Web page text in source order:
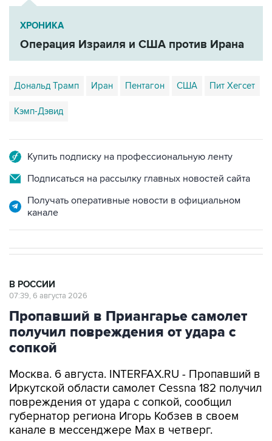
ХРОНИКА
Операция Израиля и США против Ирана
Дональд Трамп Иран Пентагон США Пит Хегсет
Кэмп-Дэвид
Купить подписку на профессиональную ленту
Подписаться на рассылку главных новостей сайта
Получать оперативные новости в официальном
канале
В РОССИИ
07:39, 6 августа 2026
Пропавший в Приангарье самолет
получил повреждения от удара с
сопкой
Москва. 6 августа. INTERFAX.RU - Пропавший в
Иркутской области самолет Cessna 182 получил
повреждения от удара с сопкой, сообщил
губернатор региона Игорь Кобзев в своем
канале в мессенджере Мах в четверг.